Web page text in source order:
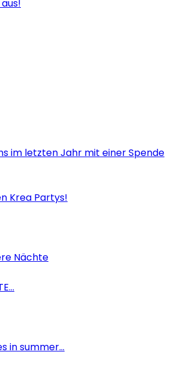
im letzten Jahr mit einer Spende
Krea Partys!
Nächte
in summer…